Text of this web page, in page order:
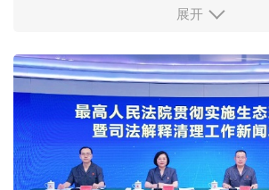
柔性制造，高效匹配差异化需求
上海打通脑机接口技术走向市场的“
活力中国调研行｜江淮大地，科技
上半年规模以上工业中小企业增加
展开